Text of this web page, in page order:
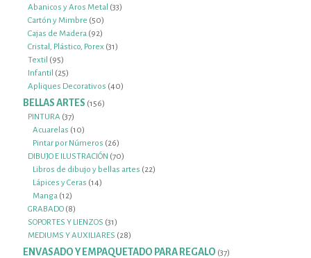
productos
Abanicos y Aros Metal 3333
Cartón y Mimbre 5050
productos
Cajas de Madera 9292
productos
Cristal, Plástico, Porex 3131
Textil 9595
productos
Infantil 2525
productos
Apliques Decorativos 4040
BELLAS ARTES 156156
PINTURA 3737
productos
Acuarelas 1010
productos
Pintar por Números 2626
productos
DIBUJO E ILUSTRACIÓN 7070
productos
Libros de dibujo y bellas artes 2222
Lápices y Ceras 1414
Manga 1212
productos
GRABADO 88
productos
SOPORTES Y LIENZOS 3131
productos
MEDIUMS Y AUXILIARES 2828
productos
ENVASADO Y EMPAQUETADO PARA REGALO 3737